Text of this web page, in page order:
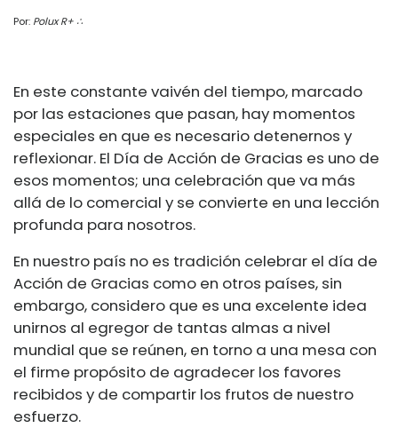
Por: Polux R+ ∴
En este constante vaivén del tiempo, marcado
por las estaciones que pasan, hay momentos
especiales en que es necesario detenernos y
reflexionar. El Día de Acción de Gracias es uno de
esos momentos; una celebración que va más
allá de lo comercial y se convierte en una lección
profunda para nosotros.
En nuestro país no es tradición celebrar el día de
Acción de Gracias como en otros países, sin
embargo, considero que es una excelente idea
unirnos al egregor de tantas almas a nivel
mundial que se reúnen, en torno a una mesa con
el firme propósito de agradecer los favores
recibidos y de compartir los frutos de nuestro
esfuerzo.